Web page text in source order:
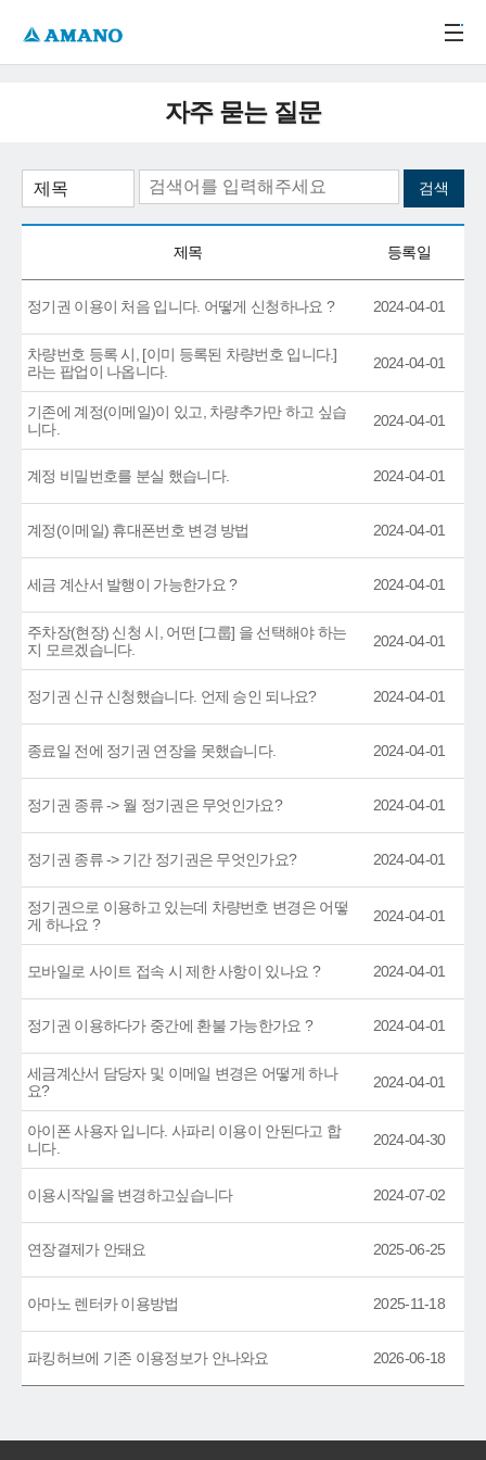
자주 묻는 질문
제목 등록일
정기권 이용이 처음 입니다. 어떻게 신청하나요 ? 2024-04-01
차량번호 등록 시, [이미 등록된 차량번호 입니다.]
라는 팝업이 나옵니다.
2024-04-01
기존에 계정(이메일)이 있고, 차량추가만 하고 싶습
니다.
2024-04-01
계정 비밀번호를 분실 했습니다. 2024-04-01
계정(이메일) 휴대폰번호 변경 방법 2024-04-01
세금 계산서 발행이 가능한가요 ? 2024-04-01
주차장(현장) 신청 시, 어떤 [그룹] 을 선택해야 하는
지 모르겠습니다.
2024-04-01
정기권 신규 신청했습니다. 언제 승인 되나요? 2024-04-01
종료일 전에 정기권 연장을 못했습니다. 2024-04-01
정기권 종류 -> 월 정기권은 무엇인가요? 2024-04-01
정기권 종류 -> 기간 정기권은 무엇인가요? 2024-04-01
정기권으로 이용하고 있는데 차량번호 변경은 어떻
게 하나요 ?
2024-04-01
모바일로 사이트 접속 시 제한 사항이 있나요 ? 2024-04-01
정기권 이용하다가 중간에 환불 가능한가요 ? 2024-04-01
세금계산서 담당자 및 이메일 변경은 어떻게 하나
요?
2024-04-01
아이폰 사용자 입니다. 사파리 이용이 안된다고 합
니다.
2024-04-30
이용시작일을 변경하고싶습니다 2024-07-02
연장결제가 안돼요 2025-06-25
아마노 렌터카 이용방법 2025-11-18
파킹허브에 기존 이용정보가 안나와요 2026-06-18